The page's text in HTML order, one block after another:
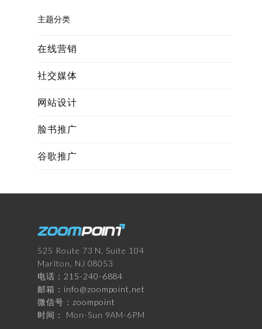
主题分类
在线营销
社交媒体
网站设计
脸书推广
谷歌推广
525 Route 73 N, Suite 104
Marlton, NJ 08053
电话： 215-240-6884
邮箱： info@zoompoint.net
微信号： zoompoint
时间： Mon-Sun 9AM-6PM